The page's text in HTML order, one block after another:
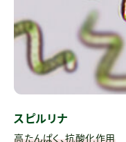
スピルリナ
高たんぱく、抗酸化作用